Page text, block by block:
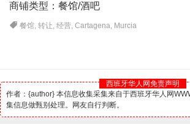
商铺类型：餐馆/酒吧
餐馆,转让,经营,Cartagena, Murcia
西班牙华人网免责声明
作者：{author} 本信息收集采集来自于西班牙华人网
集信息做甄别处理。网友自行判断。